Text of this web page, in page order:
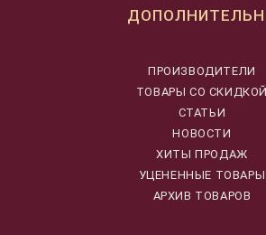
ПРОИЗВОДИТЕЛИ
ТОВАРЫ СО СКИДКОЙ
СТАТЬИ
НОВОСТИ
ХИТЫ ПРОДАЖ
УЦЕНЕННЫЕ ТОВАРЫ
АРХИВ ТОВАРОВ